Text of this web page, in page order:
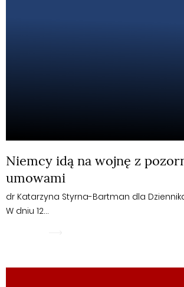
Niemcy idą na wojnę z
umowami
dr Katarzyna Styrna-Bartman dla
W dniu 12…